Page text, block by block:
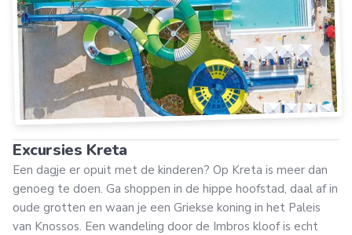
Excursies Kreta
Een dagje er opuit met de kinderen? Op Kreta is meer dan
genoeg te doen. Ga shoppen in de hippe hoofstad, daal af in
oude grotten en waan je een Griekse koning in het Paleis
van Knossos. Een wandeling door de Imbros kloof is echt